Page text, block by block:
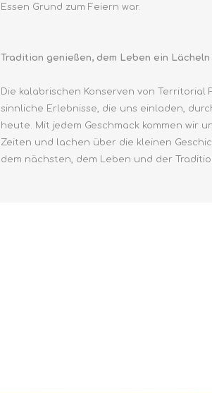
Essen Grund zum Feiern war.
Tradition genießen, dem Leben ein Lächeln
Die kalabrischen Konserven von
sinnliche Erlebnisse, die uns einladen,
heute. Mit jedem Geschmack kommen wir
Zeiten und lachen über die kleinen
dem nächsten, dem Leben und der